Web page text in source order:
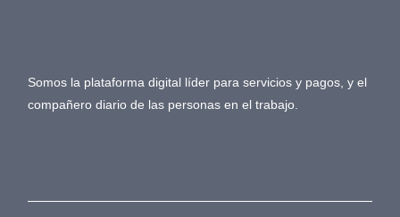
Somos la plataforma digital líder para servicios y pagos, y el
compañero diario de las personas en el trabajo.